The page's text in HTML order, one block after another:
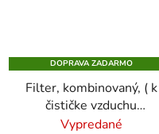
DOPRAVA ZADARMO
Filter, kombinovaný, ( k
čističke vzduchu
"AeraMax™ SE"),
Vypredané